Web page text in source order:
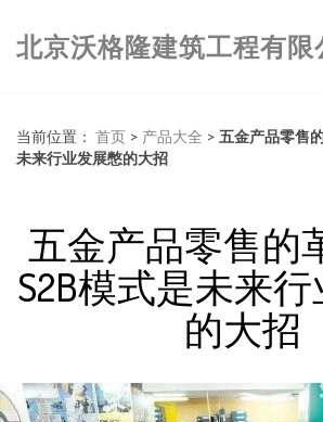
北京沃格隆建筑工程有限
当前位置： 首页 > 产品大全 > 五金产品零售
未来行业发展憋的大招
五金产品零售的
S2B模式是未来
的大招